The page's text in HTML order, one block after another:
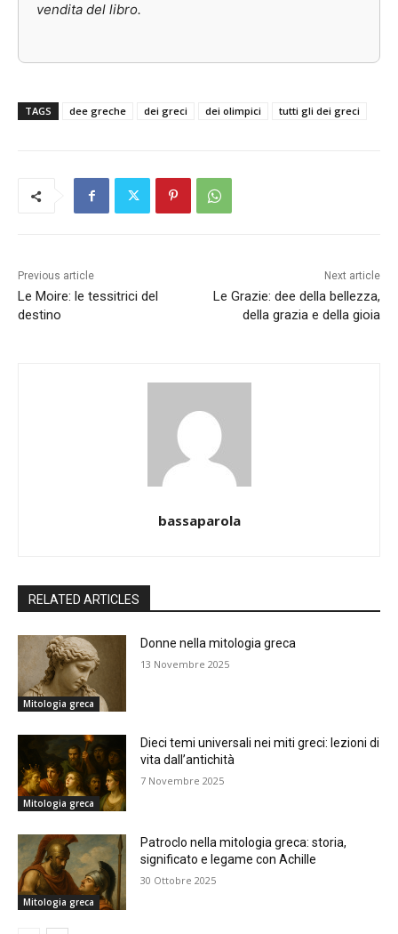
vendita del libro.
TAGS dee greche dei greci dei olimpici tutti gli dei greci
Previous article
Le Moire: le tessitrici del
destino
Next article
Le Grazie: dee della bellezza,
della grazia e della gioia
bassaparola
RELATED ARTICLES
Mitologia greca
Donne nella mitologia greca
13 Novembre 2025
Mitologia greca
Dieci temi universali nei miti greci: lezioni di
vita dall’antichità
7 Novembre 2025
Mitologia greca
Patroclo nella mitologia greca: storia,
significato e legame con Achille
30 Ottobre 2025